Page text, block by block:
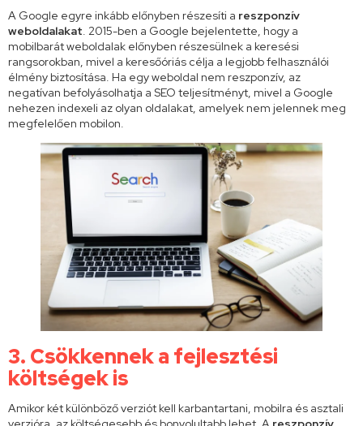
A Google egyre inkább előnyben részesíti a reszponzív
weboldalakat. 2015-ben a Google bejelentette, hogy a
mobilbarát weboldalak előnyben részesülnek a keresési
rangsorokban, mivel a keresőóriás célja a legjobb felhasználói
élmény biztosítása. Ha egy weboldal nem reszponzív, az
negatívan befolyásolhatja a SEO teljesítményt, mivel a Google
nehezen indexeli az olyan oldalakat, amelyek nem jelennek meg
megfelelően mobilon.
3. Csökkennek a fejlesztési
költségekis
Amikor két különböző verziót kell karbantartani, mobilra és asztali